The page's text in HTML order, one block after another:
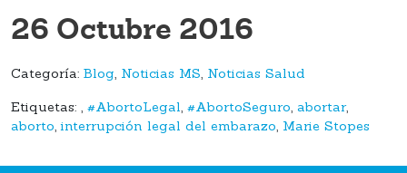
26 Octubre 2016
Categoría: Blog, Noticias MS, Noticias Salud
Etiquetas: , #AbortoLegal, #AbortoSeguro, abortar,
aborto,interrupción legal del embarazo, Marie Stopes